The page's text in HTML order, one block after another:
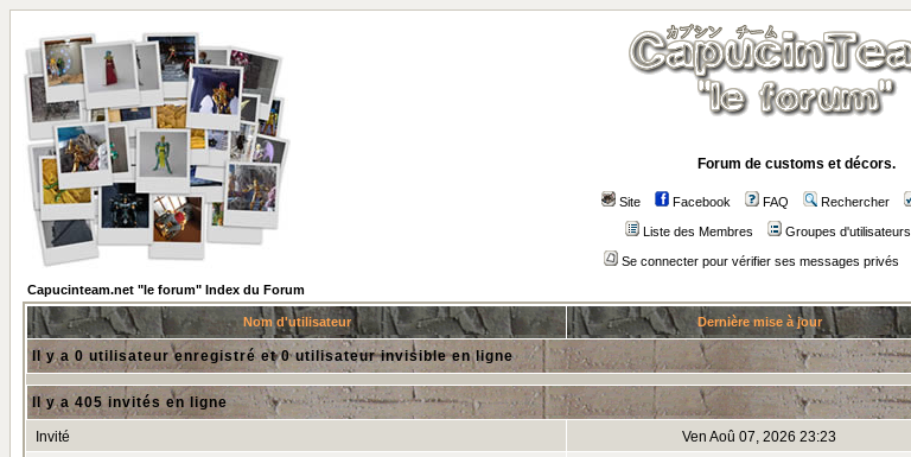
Forum de customs et décors.
Site Facebook FAQ Rechercher
Liste des Membres Groupes d'utilisateurs
Se connecter pour vérifier ses messages privés
Capucinteam.net "le forum" Index du Forum
Nom d'utilisateur Dernière mise à jour
Il y a 0 utilisateur enregistré et 0 utilisateur invisible en ligne
Il y a 405 invités en ligne
Invité Ven Aoû 07, 2026 23:23